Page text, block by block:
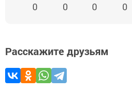
0 0 0 0
Расскажите друзьям